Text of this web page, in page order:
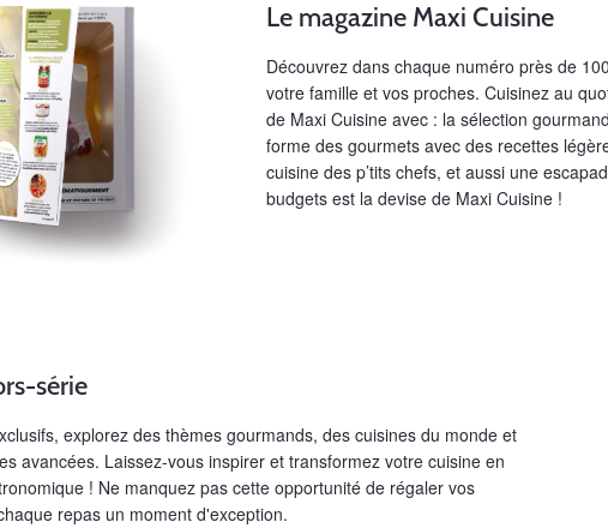
Le magazine Maxi Cuisine
Découvrez dans chaque numéro près de
votre famille et vos proches. Cuisinez au
de Maxi Cuisine avec : la sélection
forme des gourmets avec des recettes
cuisine des p’tits chefs, et aussi une
budgets est la devise de Maxi Cuisine !
série
explorez des thèmes gourmands, des cuisines du monde et
avancées. Laissez-vous inspirer et transformez votre cuisine en
! Ne manquez pas cette opportunité de régaler vos
repas un moment d'exception.